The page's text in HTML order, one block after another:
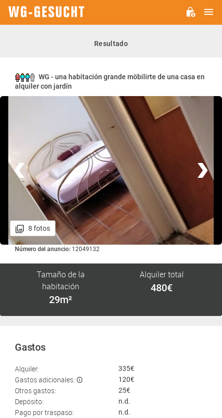
Resultado
WG - una habitación grande möbilirte de una casa en
alquiler con jardín
8 fotos
Número del anuncio: 12049132
Tamaño de la
habitación
29m²
Alquiler total
480€
Gastos
Alquiler: 335€
Gastos adicionales: 120€
Otros gastos: 25€
Depósito: n.d.
Pago por traspaso: n.d.